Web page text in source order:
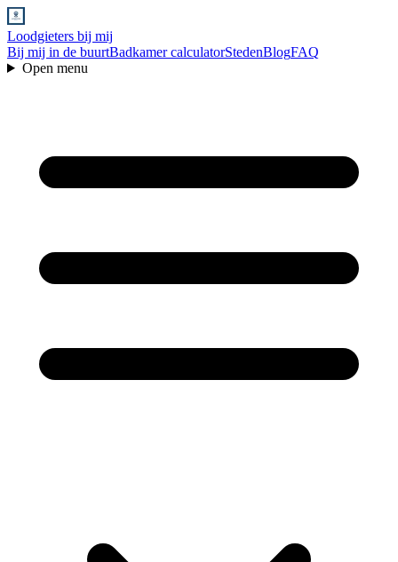
Loodgieters bij mij
Bij mij in de buurtBadkamer calculatorStedenBlogFAQ
Open menu